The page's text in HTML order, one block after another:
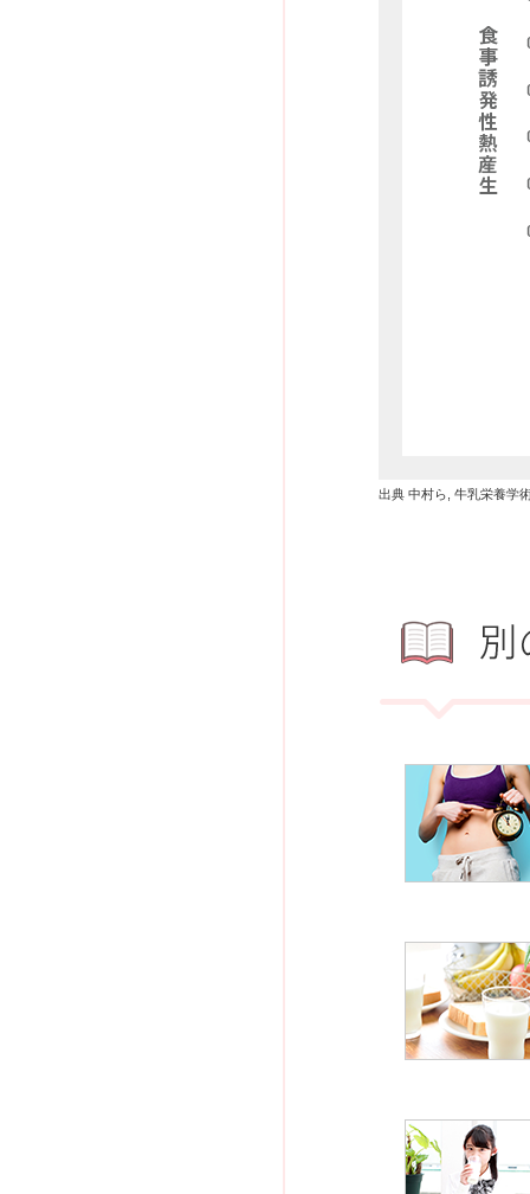
出典 中村ら, 牛乳栄養学